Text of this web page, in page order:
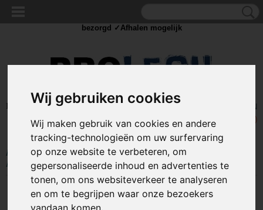
Wij gebruiken cookies
Wij maken gebruik van cookies en andere
tracking-technologieën om uw surfervaring
op onze website te verbeteren, om
gepersonaliseerde inhoud en advertenties te
tonen, om ons websiteverkeer te analyseren
en om te begrijpen waar onze bezoekers
vandaan komen.
Inloggen Registreren
UW WINKELWAGEN
Geen producten
(0)
Home >PNEUMATIEK>Koppelingen>Rechte insteekkoppelingen
Pneumatische verloop insteekkoppeling - 6 bar - 10 / 6mm - Kunststof
bezorgd ✓Afhalen mogelijk